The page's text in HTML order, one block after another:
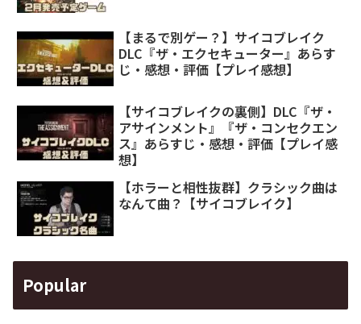
【まるで別ゲー？】サイコブレイク
DLC『ザ・エクセキューター』あらす
じ・感想・評価【プレイ感想】
【サイコブレイクの裏側】DLC『ザ・
アサインメント』『ザ・コンセクエン
ス』あらすじ・感想・評価【プレイ感
想】
【ホラーと相性抜群】クラシック曲は
なんて曲？【サイコブレイク】
Popular